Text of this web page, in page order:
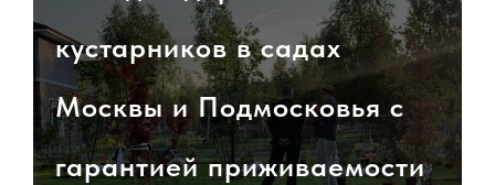
кустарников в садах
Москвы и Подмосковья с
гарантией приживаемости